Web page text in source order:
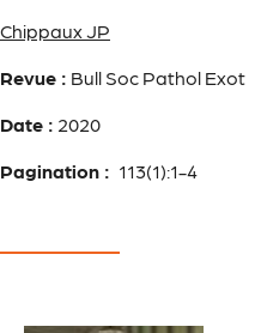
Chippaux JP
Revue : Bull Soc Pathol Exot
Date : 2020
Pagination : 113(1):1-4